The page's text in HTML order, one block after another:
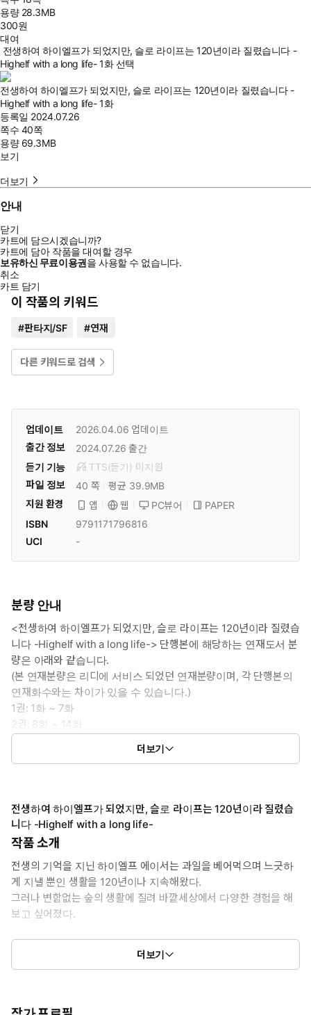
용량 28.3MB
300원
대여
전생하여 하이엘프가 되었지만, 슬로 라이프는 120년이라 질렸습니다 -
Highelf with a long life- 1화 선택
전생하여 하이엘프가 되었지만, 슬로 라이프는 120년이라 질렸습니다 -
Highelf with a long life- 1화
등록일 2024.07.26
쪽수 40쪽
용량 69.3MB
보기
더보기
안내
닫기
카트에 담으시겠습니까?
카트에 담아 작품을 대여할 경우
보유하신 무료이용권을 사용할 수 없습니다.
취소
카트 담기
이 작품의 키워드
#판타지/SF #연재
다른 키워드로 검색
업데이트 2026.04.06 업데이트
출간 정보
2024.07.26 출간
듣기 기능
TTS(듣기) 미 지원
파일 정보
40 쪽
평균 39.9MB
지원 환경
앱 웹 PC뷰어
PAPER
ISBN
9791171796816
UCI
-
분량 안내
<전생하여 하이엘프가 되었지만, 슬로 라이프는 120년이라 질렸습
니다 -Highelf with a long life-> 단행본에 해당하는 연재도서 분
량은 아래와 같습니다.
(본 연재분량은 리디에 서비스 되었던 연재분량이며, 각 단행본의
연재화수와는 차이가 있을 수 있습니다.)
1권: 1화 ~ 7화
2권: 8화 ~ 14화
3권: 15화 ~ 21화
더보기
전생하여 하이엘프가 되었지만, 슬로 라이프는 120년이라 질렸습
니다 -Highelf with a long life-
작품 소개
전생의 기억을 지닌 하이엘프 에이서는 과일을 베어먹으며 느긋하
게 지낼 뿐인 생활을 120년이나 지속해왔다.
그러나 변함없는 숲의 생활에 질려 바깥세상에서 다양한 경험을 해
보고 싶어졌다.
천년의 수명을 지닌 변덕스러운 하이엘프의 자유분방한 여행이
더보기